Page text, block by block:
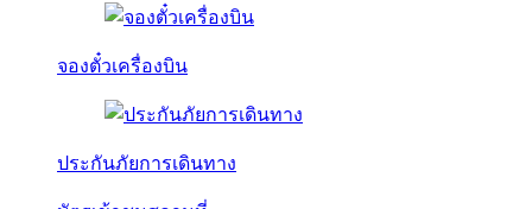
จองตั๋วเครื่องบิน
ประกันภัยการเดินทาง